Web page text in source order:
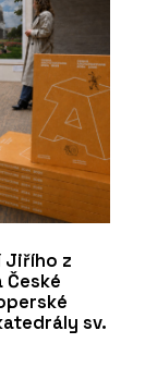
Jiřího z
České
sv.